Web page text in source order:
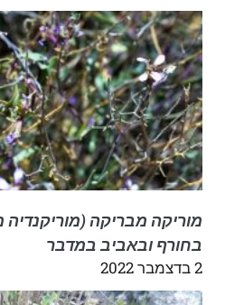
מוריקה מבריקה
בחורף ובאביב במדבר
2 בדצמבר 2022